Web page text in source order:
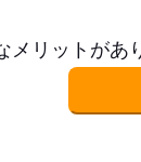
メリットがあ